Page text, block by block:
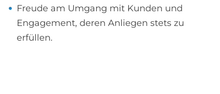
Freude am Umgang mit Kunden und
Engagement, deren Anliegen stets zu
erfüllen.